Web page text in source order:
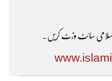
سائٹ وزٹ کریں۔